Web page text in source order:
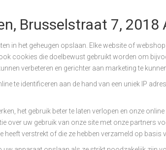
Brusselstraat 7, 2018
in het geheugen opslaan. Elke website of
cookies die doelbewust gebruikt worden om
verbeteren en gerichter aan marketing te
te identificeren aan de hand van een uniek IP
het gebruik beter te laten verlopen en onze
over uw gebruik van onze site met onze partners
verstrekt of die ze hebben verzameld op basis